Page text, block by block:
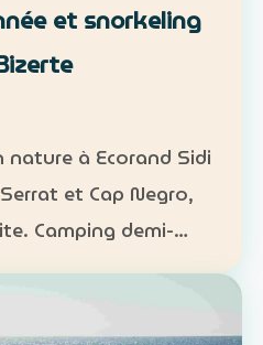
et snorkeling
à Ecorand Sidi
et Cap Negro,
pension complète